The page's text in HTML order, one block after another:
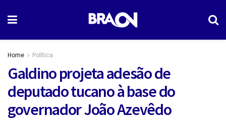
Home Política
Galdino projeta adesão de
deputado tucano à base do
governador João Azevêdo